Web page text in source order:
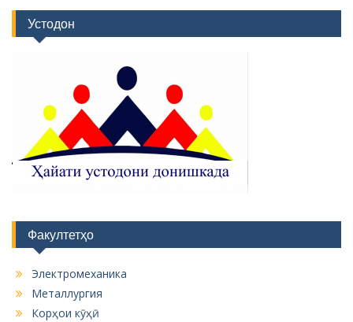
Устодон
Факултетҳо
Электромеханика
Металлургия
Корҳои кӯҳӣ